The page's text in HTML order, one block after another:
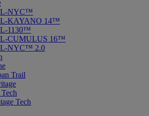
NYC™
KAYANO 14™
1130™
CUMULUS 16™
NYC™ 2.0
Trail
Tech